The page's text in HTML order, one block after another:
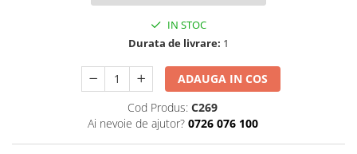
IN STOC
Durata de livrare: 1
ADAUGA IN COS
Cod Produs: C269
Ai nevoie de ajutor? 0726 076 100